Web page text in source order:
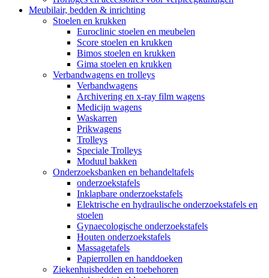
Meubilair, bedden & inrichting
Stoelen en krukken
Euroclinic stoelen en meubelen
Score stoelen en krukken
Bimos stoelen en krukken
Gima stoelen en krukken
Verbandwagens en trolleys
Verbandwagens
Archivering en x-ray film wagens
Medicijn wagens
Waskarren
Prikwagens
Trolleys
Speciale Trolleys
Moduul bakken
Onderzoeksbanken en behandeltafels
onderzoekstafels
Inklapbare onderzoekstafels
Elektrische en hydraulische onderzoekstafels en
stoelen
Gynaecologische onderzoekstafels
Houten onderzoekstafels
Massagetafels
Papierrollen en handdoeken
Ziekenhuisbedden en toebehoren